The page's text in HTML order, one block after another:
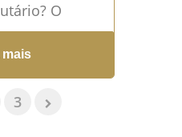
O
das
estratégicas
para...
mais
3